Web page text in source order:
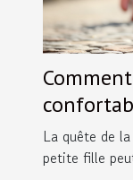
des
La quête de
petite fille